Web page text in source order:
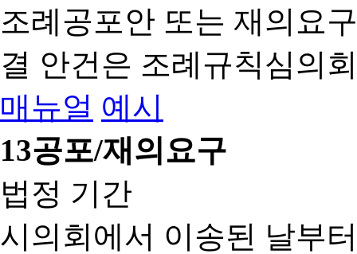
조례공포안 또는 재의요
결 안건은 조례규칙심의
매뉴얼 예시
13공포/재의요구
법정 기간
시의회에서 이송된 날부